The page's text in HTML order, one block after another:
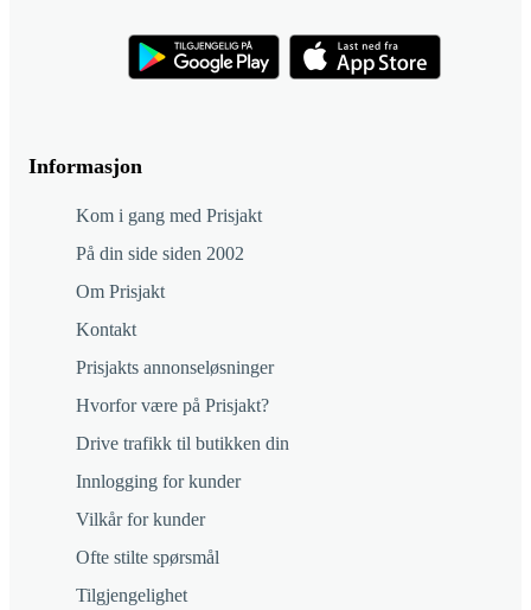
Informasjon
Kom i gang med Prisjakt
På din side siden 2002
Om Prisjakt
Kontakt
Prisjakts annonseløsninger
Hvorfor være på Prisjakt?
Drive trafikk til butikken din
Innlogging for kunder
Vilkår for kunder
Ofte stilte spørsmål
Tilgjengelighet